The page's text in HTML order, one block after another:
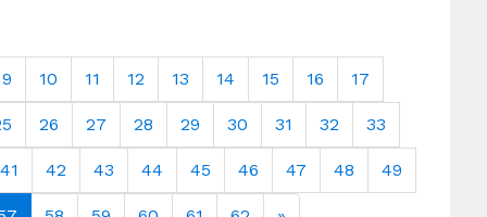
9 10 11 12 13 14 15 16 17
26 27 28 29 30 31 32 33
41 42 43 44 45 46 47 48 49